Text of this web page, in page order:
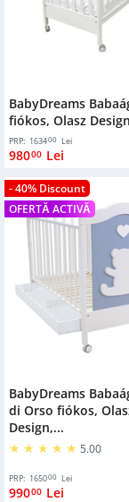
Bézs
Dimensiuni
133x71x106
132x71x103
133x71x106
133x81x117
133x87x125
150x76x130
130x70
Tömör fa
BabyDreams
fiókos, Olasz
PRP: 163400 Lei
98000 Lei
- 40% Discount
OFERTĂ ACTIVĂ
BabyDreams
di Orso fiókos,
Design,...
5.00
PRP: 165000 Lei
99000 Lei
Ágy
Cipőtartók
Kerti
bútorok
Gyetekbútorok
Birouri
Vitrinek
Könyvespolcok
Textil
kiegészítők
Bútor
kiegészítők
Ágy
kiegészítők
Fitness
kiegészítők
Cuiere
Kordonoszlop